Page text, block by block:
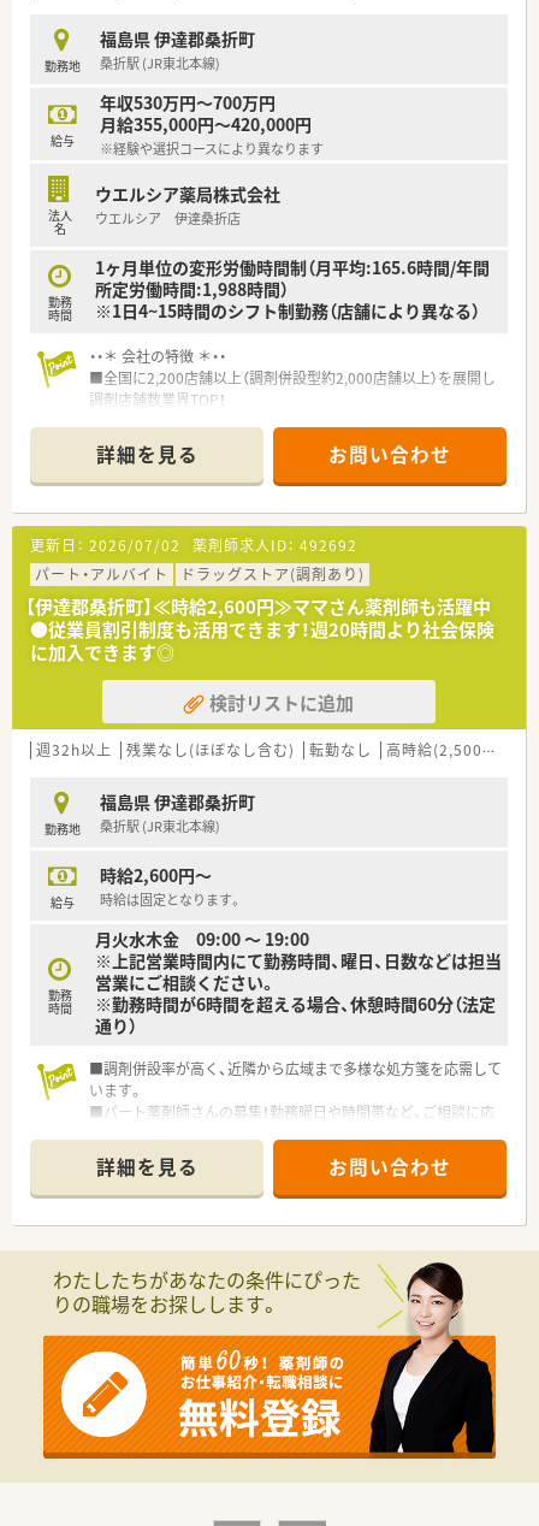
勤務地
福島県 伊達郡桑折町
桑折駅 (JR東北本線)
給与
年収530万円～700万円
月給355,000円～420,000円
※経験や選択コースにより異なります
法人
名
ウエルシア薬局株式会社
ウエルシア 伊達桑折店
勤務
時間
1ヶ月単位の変形労働時間制（月平均:165.6時間/年間
所定労働時間:1,988時間）
※1日4~15時間のシフト制勤務（店舗により異なる）
・・＊ 会社の特徴 ＊・・
■全国に2,200店舗以上（調剤併設型約2,000店舗以上）を展開し
調剤店舗数業界TOP！
頑張り次第で高給与も可能！
■経験や勤務コースによりますが、経験の少ない方でも500万前
半スタートと業界TOP水準！
■職種や職域に合わせ、豊富な社内研修や外部組織と連携した研
修を用意されています
■薬剤師が中心の会社だからこそ活躍できるキャリアパスが多
種多様に用意されています。
■店舗拡大に伴い、エリアマネジャーや営業部長等のマネジメン
トのポジションも増えます。
■在宅や教育等の専門性を活かせるスペシャリストを目指すこ
とも可能です。
■その他にも、管理部門や商品部門等の本社スタッフなど活動領
域は多種多様です。
■在宅実施店舗は年々増加しており、在宅医療へもしっかりと関
わる事ができます。
時短勤務ができるよう変更予定です。
■年間休日が120日とワークライフバランスが整っています
■日用品から常備薬まで、従業員割引制度など嬉しいメリットも
詳細を見る お問い合わせ
更新日： 2026/07/02 薬剤師求人ID： 492692
パート・アルバイト
ドラッグストア(調剤あり)
【伊達郡桑折町】≪時給2,600円≫ママさん薬剤師も活躍中
●従業員割引制度も活用できます！週20時間より社会保険
に加入できます◎
検討リストに追加
週32h以上 残業なし(ほぼなし含む) 転勤なし 高時給(2,500円以上)
勤務地
福島県 伊達郡桑折町
桑折駅 (JR東北本線)
給与
時給2,600円～
時給は固定となります。
勤務
時間
月火水木金 09:00 ～ 19:00
※上記営業時間内にて勤務時間、曜日、日数などは担当
営業にご相談ください。
※勤務時間が6時間を超える場合、休憩時間60分（法定
通り）
■調剤併設率が高く、近隣から広域まで多様な処方箋を応需して
います。
■パート薬剤師さんの募集！勤務曜日や時間帯など、ご相談に応
■患者様を温かく迎え、信頼をいただける薬局作りを大切にして
います。
■面受けで薬剤師としての腕を磨けます。常時複数薬剤師の体
制で安心です。
■全方面で地域医療に貢献したい、そんな方にお勧めの企業で
す。
詳細を見る お問い合わせ
わたしたちがあなたの条件にぴった
りの職場をお探しします。